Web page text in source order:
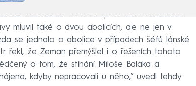
informacím ministra spravedlnosti. Blažek v
mluvil také o dvou abolicích, ale ne jen v
se jednalo o abolice v případech šéfů lánské
řekl, že Zeman přemýšlel i o řešeních tohoto
o tom, že stíhání Miloše Baláka a
kdyby nepracovali u něho,“ uvedl tehdy